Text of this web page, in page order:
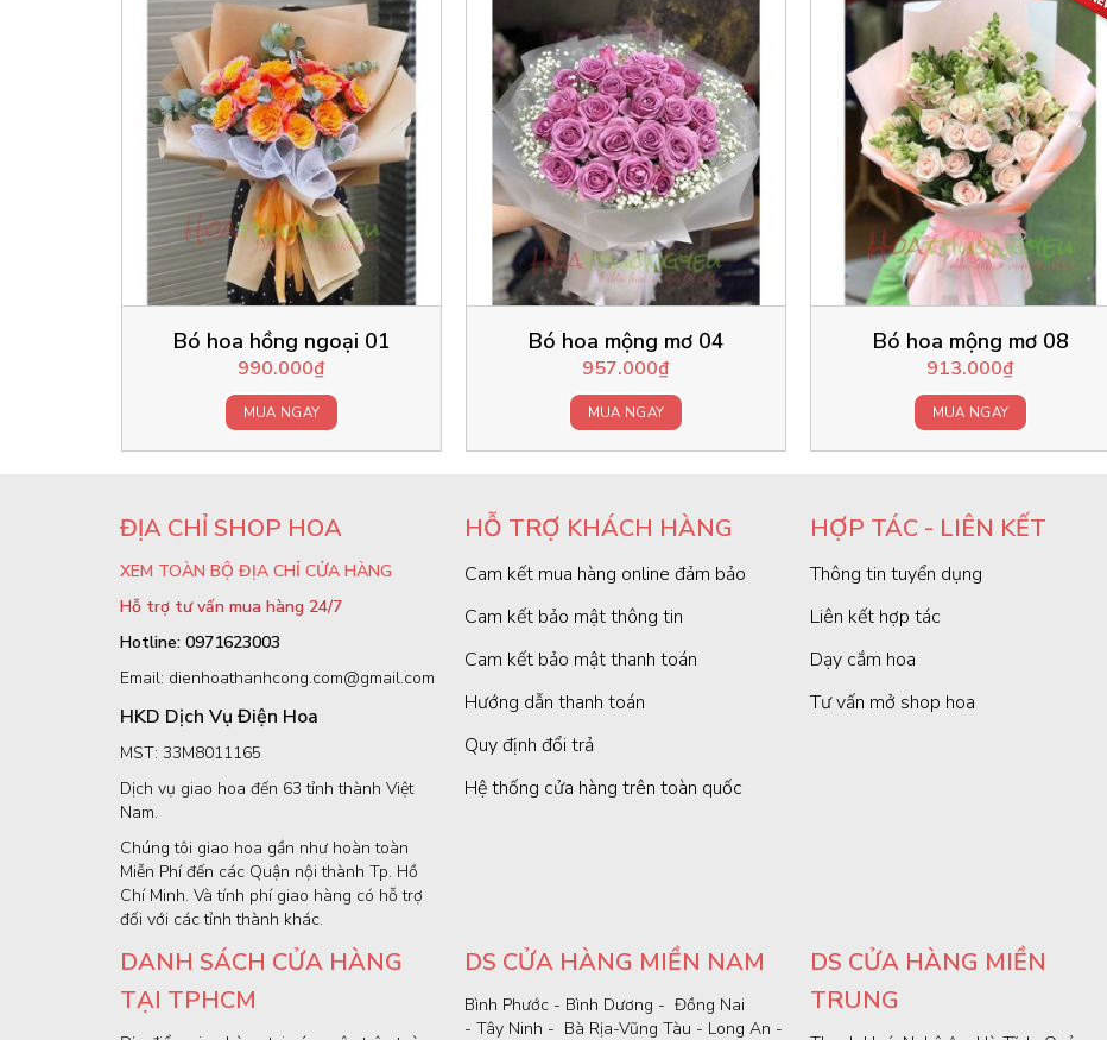
Bó hoa hồng ngoại 01
990.000₫
MUA NGAY
Bó hoa mộng mơ 04
957.000₫
MUA NGAY
Bó hoa mộng mơ 08
913.000₫
MUA NGAY
ĐỊA CHỈ SHOP HOA
XEM TOÀN BỘ ĐỊA CHỈ CỬA HÀNG
Hỗ trợ tư vấn mua hàng 24/7
Hotline: 0971623003
Email: dienhoathanhcong.com@gmail.com
HKD Dịch Vụ Điện Hoa
MST: 33M8011165
Dịch vụ giao hoa đến 63 tỉnh thành Việt
Nam.
Chúng tôi giao hoa gần như hoàn toàn
Miễn Phí đến các Quận nội thành Tp. Hồ
Chí Minh. Và tính phí giao hàng có hỗ trợ
đối với các tỉnh thành khác.
HỖ TRỢ KHÁCH HÀNG
Cam kết mua hàng online đảm bảo
Cam kết bảo mật thông tin
Cam kết bảo mật thanh toán
Hướng dẫn thanh toán
Quy định đổi trả
Hệ thống cửa hàng trên toàn quốc
HỢP TÁC - LIÊN KẾT
Thông tin tuyển dụng
Liên kết hợp tác
Dạy cắm hoa
Tư vấn mở shop hoa
DANH SÁCH CỬA HÀNG
TẠI TPHCM
DS CỬA HÀNG MIỀN NAM
Bình Phước - Bình Dương - Đồng Nai
- Tây Ninh - Bà Rịa-Vũng Tàu - Long An -
DS CỬA HÀNG MIỀN
TRUNG